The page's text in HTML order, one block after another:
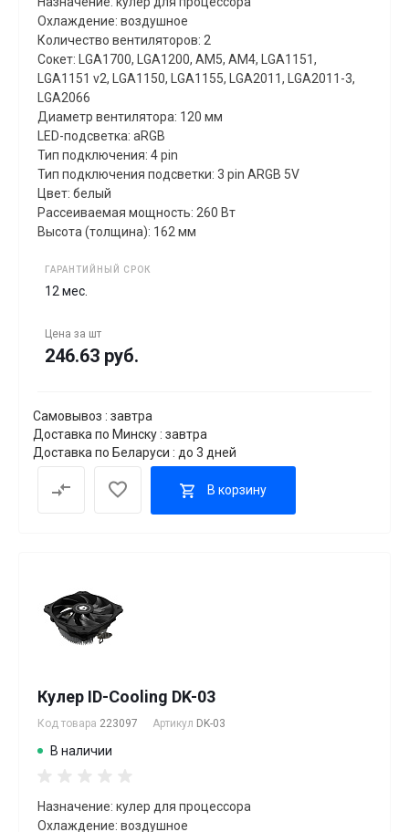
Охлаждение: воздушное
Количество вентиляторов: 2
Сокет: LGA1700, LGA1200, AM5, AM4, LGA1151,
LGA1151 v2, LGA1150, LGA1155, LGA2011, LGA2011-3,
LGA2066
Диаметр вентилятора: 120 мм
LED-подсветка: aRGB
Тип подключения: 4 pin
Тип подключения подсветки: 3 pin ARGB 5V
Цвет: белый
Рассеиваемая мощность: 260 Вт
Высота (толщина): 162 мм
ГАРАНТИЙНЫЙ СРОК
12 мес.
Цена за шт
246.63 руб.
Самовывоз : завтра
Доставка по Минску : завтра
Доставка по Беларуси : до 3 дней
В корзину
Кулер ID-Cooling DK-03
Код товара 223097 Артикул DK-03
В наличии
Назначение: кулер для процессора
Охлаждение: воздушное